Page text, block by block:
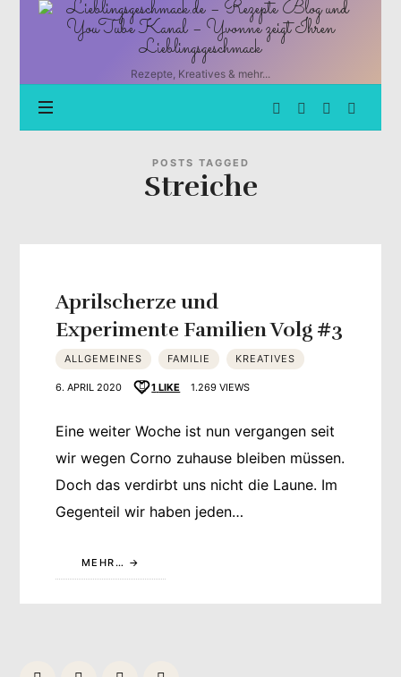
Lieblingsgeschmack.de
Rezepte
und
YouTube
Kanal
Rezepte, Kreatives & mehr...
POSTS TAGGED
Streiche
Aprilscherze und
Experimente Familien Volg #3
ALLGEMEINES FAMILIE KREATIVES
6. APRIL 2020 1 LIKE 1.269 VIEWS
Eine weiter Woche ist nun vergangen seit
wir wegen Corno zuhause bleiben müssen.
Doch das verdirbt uns nicht die Laune. Im
Gegenteil wir haben jeden…
MEHR…